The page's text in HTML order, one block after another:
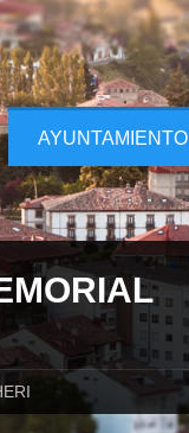
AYUNTAMIENTO